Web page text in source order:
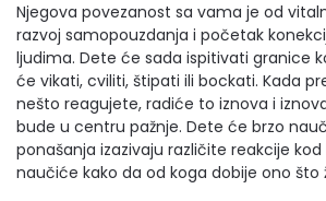
Njegova povezanost sa vama je od
razvoj samopouzdanja i početak
ljudima. Dete će sada ispitivati granice
će vikati, cviliti, štipati ili bockati. Kada
nešto reagujete, radiće to iznova i
bude u centru pažnje. Dete će brzo
ponašanja izazivaju različite reakcije kod
naučiće kako da od koga dobije ono što